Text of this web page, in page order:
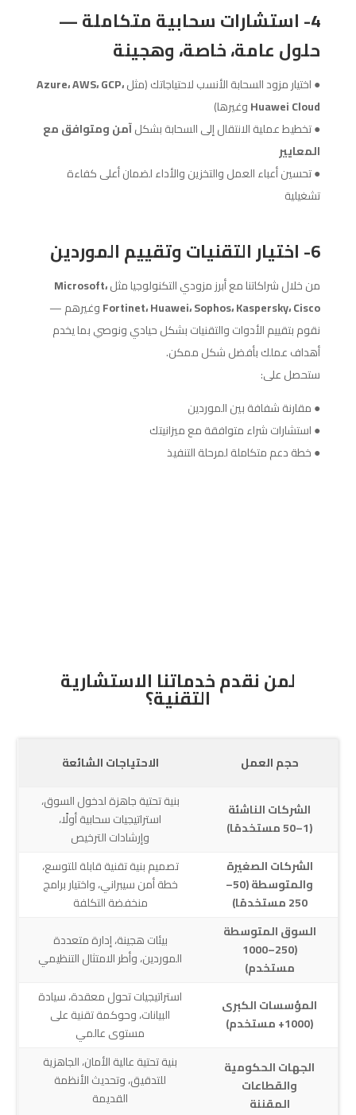
4- استشارات سحابية متكاملة —
حلول عامة، خاصة، وهجينة
● اختيار مزود السحابة الأنسب لاحتياجاتك (مثلAzure، AWS، GCP،
Huawei Cloudوغيرها)
● تخطيط عملية الانتقال إلى السحابة بشكلآمن ومتوافق مع
المعايير
● تحسين أعباء العمل والتخزين والأداء لضمان أعلى كفاءة
تشغيلية
6- اختيار التقنيات وتقييم الموردين
من خلال شراكاتنا مع أبرز مزودي التكنولوجيا مثلMicrosoft،
Fortinet، Huawei، Sophos، Kaspersky، Ciscoوغيرهم —
نقوم بتقييم الأدوات والتقنيات بشكل حيادي ونوصي بما يخدم
أهداف عملك بأفضل شكل ممكن.
ستحصل على:
● مقارنة شفافة بين الموردين
● استشارات شراء متوافقة مع ميزانيتك
● خطة دعم متكاملة لمرحلة التنفيذ
لمن نقدم خدماتنا الاستشارية
التقنية؟
حجم العمل الاحتياجات الشائعة
الشركات الناشئة
(1–50 مستخدمًا)
بنية تحتية جاهزة لدخول السوق،
استراتيجيات سحابية أولًا،
وإرشادات الترخيص
الشركات الصغيرة
والمتوسطة (50–
250 مستخدمًا)
تصميم بنية تقنية قابلة للتوسع،
خطة أمن سيبراني، واختيار برامج
منخفضة التكلفة
السوق المتوسطة
(250–1000
مستخدم)
بيئات هجينة، إدارة متعددة
الموردين، وأطر الامتثال التنظيمي
المؤسسات الكبرى
(1000+ مستخدم)
استراتيجيات تحول معقدة، سيادة
البيانات، وحوكمة تقنية على
مستوى عالمي
الجهات الحكومية
والقطاعات
المقننة
بنية تحتية عالية الأمان، الجاهزية
للتدقيق، وتحديث الأنظمة
القديمة